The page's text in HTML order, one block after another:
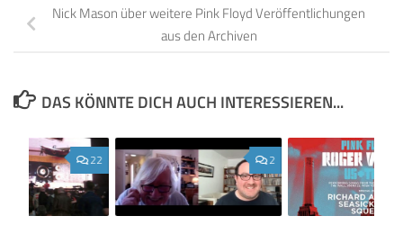
Nick Mason über weitere Pink Floyd Veröffentlichungen
aus den Archiven
DAS KÖNNTE DICH AUCH INTERESSIEREN...
2
22